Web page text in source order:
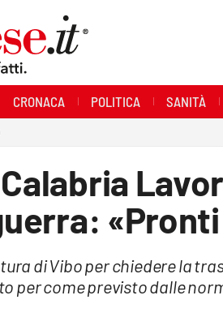
CRONACA POLITICA SANITÀ
di Vibo per chiedere la
per come previsto dalle